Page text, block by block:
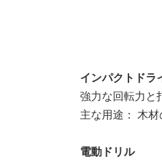
インパクトドラ
強力な回転力と
主な用途： 木
電動ドリル